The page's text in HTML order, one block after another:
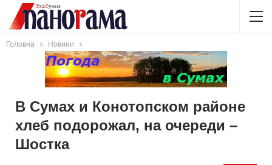
Головна Новини
В Сумах и Конотопском районе
хлеб подорожал, на очереди –
Шостка